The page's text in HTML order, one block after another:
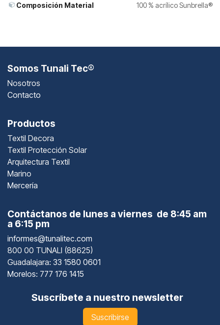
Composición Material 100 % acrílico Sunbrella®
Somos Tunali Tec®
Nosotros
Contacto
Productos
Textil Decora
Textil Protección Solar
Arquitectura Textil
Marino
Mercería
Contáctanos de lunes a viernes de 8:45 am
a 6:15 pm
informes@tunalitec.com
800 00 TUNALI (88625)
Guadalajara: 33 1580 0601
Morelos: 777 176 1415
Suscríbete a nuestro newsletter
Suscribirse